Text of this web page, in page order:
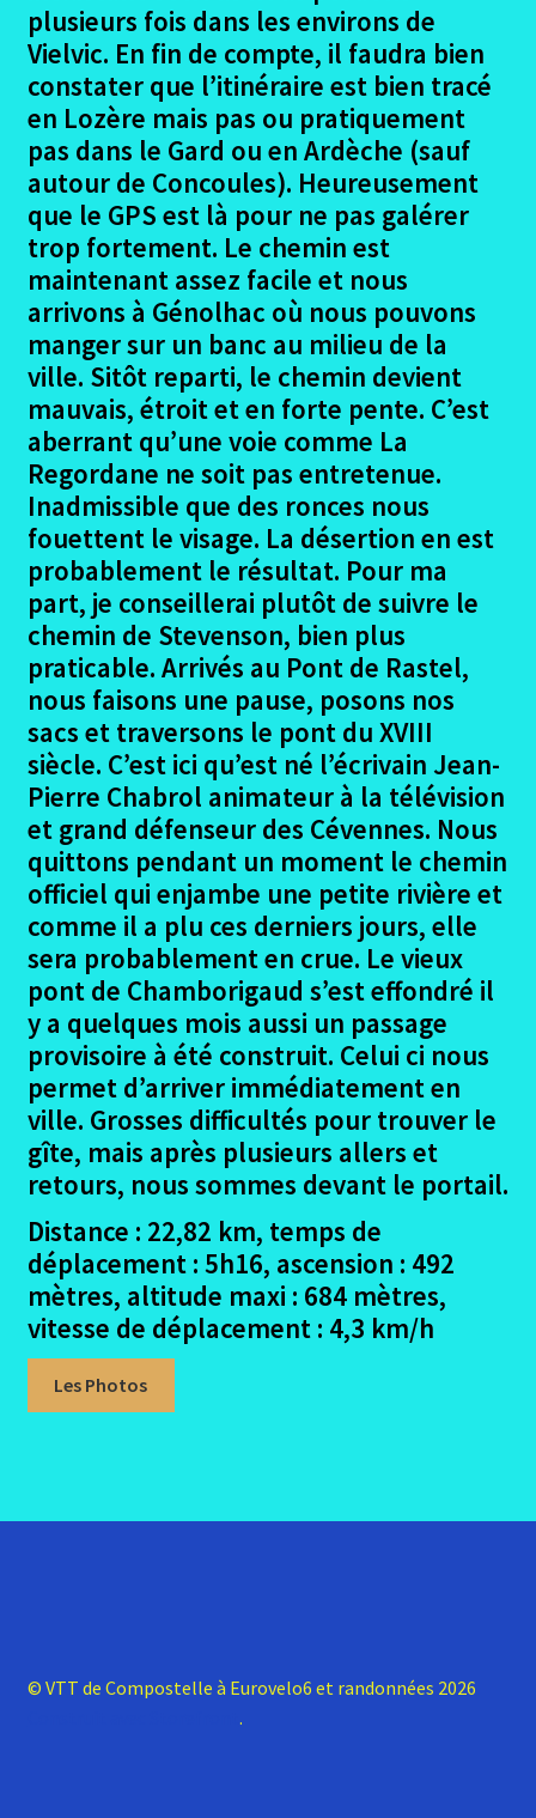
La Regordane – Les Participants
La Regordane – Le Trajet
Ouvrir
menu
enfant
Alès – Brugeyrolles
ALès Brugeyrolles photos
Brugeyrolles – La Bastide
Brugeyrolles – La Bastide photos
La Bastide – Villefort
La Bastide – Villefort photos
Villefort – Chamborigaud
Villefort – Chamborigaud photos
Chamborigaud – Le Pradel
Chamborigaud – Le Pradel photos
Le Pradel – Alès
Le Pradel – Alès photos
La Regordane – Avis sur les logements
La Regordane – Conclusion
Ouvrir
le
enfant
Valença Padron Santiago
le
enfant
Me contacter
plusieurs fois dans les environs de
Vielvic. En fin de compte, il faudra bien
constater que l’itinéraire est bien tracé
en Lozère mais pas ou pratiquement
pas dans le Gard ou en Ardèche (sauf
autour de Concoules). Heureusement
que le GPS est là pour ne pas galérer
trop fortement. Le chemin est
maintenant assez facile et nous
arrivons à Génolhac où nous pouvons
manger sur un banc au milieu de la
ville. Sitôt reparti, le chemin devient
mauvais, étroit et en forte pente. C’est
aberrant qu’une voie comme La
Regordane ne soit pas entretenue.
Inadmissible que des ronces nous
fouettent le visage. La désertion en est
probablement le résultat. Pour ma
part, je conseillerai plutôt de suivre le
chemin de Stevenson, bien plus
praticable. Arrivés au Pont de Rastel,
nous faisons une pause, posons nos
sacs et traversons le pont du XVIII
siècle. C’est ici qu’est né l’écrivain Jean-
Pierre Chabrol animateur à la télévision
et grand défenseur des Cévennes. Nous
quittons pendant un moment le chemin
officiel qui enjambe une petite rivière et
comme il a plu ces derniers jours, elle
sera probablement en crue. Le vieux
pont de Chamborigaud s’est effondré il
y a quelques mois aussi un passage
provisoire à été construit. Celui ci nous
permet d’arriver immédiatement en
ville. Grosses difficultés pour trouver le
gîte, mais après plusieurs allers et
retours, nous sommes devant le portail.
Distance : 22,82 km, temps de
déplacement : 5h16, ascension : 492
mètres, altitude maxi : 684 mètres,
vitesse de déplacement : 4,3 km/h
Les Photos
© VTT de Compostelle à Eurovelo6 et randonnées 2026
.